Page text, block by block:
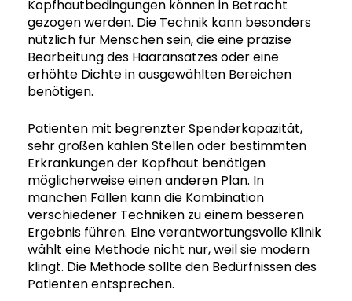
Kopfhautbedingungen können in Betracht
gezogen werden. Die Technik kann besonders
nützlich für Menschen sein, die eine präzise
Bearbeitung des Haaransatzes oder eine
erhöhte Dichte in ausgewählten Bereichen
benötigen.
Patienten mit begrenzter Spenderkapazität,
sehr großen kahlen Stellen oder bestimmten
Erkrankungen der Kopfhaut benötigen
möglicherweise einen anderen Plan. In
manchen Fällen kann die Kombination
verschiedener Techniken zu einem besseren
Ergebnis führen. Eine verantwortungsvolle Klinik
wählt eine Methode nicht nur, weil sie modern
klingt. Die Methode sollte den Bedürfnissen des
Patienten entsprechen.